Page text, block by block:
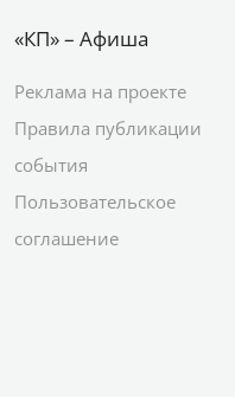
«КП» – Афиша
Реклама на проекте
Правила публикации
события
Пользовательское
соглашение